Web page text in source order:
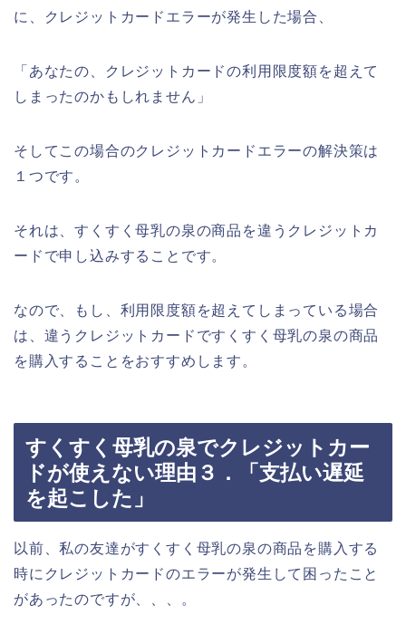
に、クレジットカードエラーが発生した場合、
「あなたの、クレジットカードの利用限度額を超えて
しまったのかもしれません」
そしてこの場合のクレジットカードエラーの解決策は
１つです。
それは、すくすく母乳の泉の商品を違うクレジットカ
ードで申し込みすることです。
なので、もし、利用限度額を超えてしまっている場合
は、違うクレジットカードですくすく母乳の泉の商品
を購入することをおすすめします。
すくすく母乳の泉でクレジットカー
ドが使えない理由３．「支払い遅延
を起こした」
以前、私の友達がすくすく母乳の泉の商品を購入する
時にクレジットカードのエラーが発生して困ったこと
があったのですが、、、。